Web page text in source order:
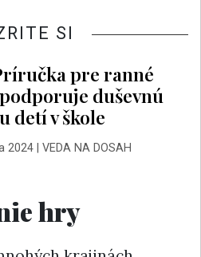
SI
pre ranné
duševnú
detí v škole
2024| VEDA NA DOSAH
hry